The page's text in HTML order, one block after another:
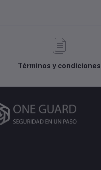
Términos y condiciones